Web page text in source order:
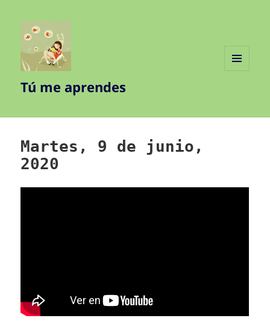
Tú me aprendes
Martes, 9 de junio,
2020